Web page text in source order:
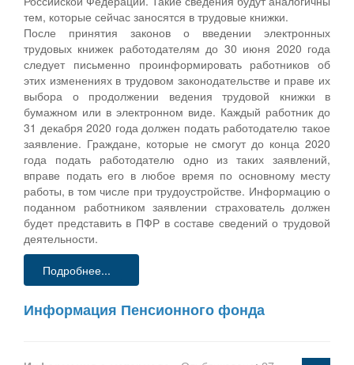
тем, которые сейчас заносятся в трудовые книжки.
После принятия законов о введении электронных
трудовых книжек работодателям до 30 июня 2020 года
следует письменно проинформировать работников об
этих изменениях в трудовом законодательстве и праве их
выбора о продолжении ведения трудовой книжки в
бумажном или в электронном виде. Каждый работник до
31 декабря 2020 года должен подать работодателю такое
заявление. Граждане, которые не смогут до конца 2020
года подать работодателю одно из таких заявлений,
вправе подать его в любое время по основному месту
работы, в том числе при трудоустройстве. Информацию о
поданном работником заявлении страхователь должен
будет представить в ПФР в составе сведений о трудовой
деятельности.
Подробнее...
Информация Пенсионного фонда